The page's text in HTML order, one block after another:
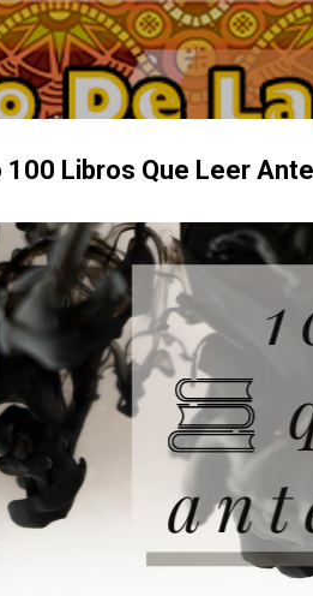
100 Libros Que Leer